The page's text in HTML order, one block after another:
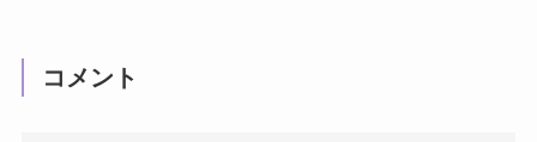
コメント